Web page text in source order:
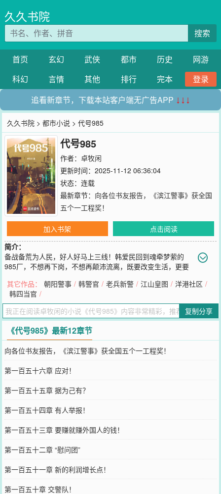
久久书院
搜索
首页 玄幻 武侠 都市 历史
网游
科幻
言情 其他 排行 完本
登录
追看新章节，下载本站客户端无广告APP ↓↓↓
久久书院 >都市小说 > 代号985
代号985
作者： 卓牧闲
更新时间：2025-11-12 06:36:04
状态：连载
最新章节： 向各位书友报告，《滨江警事》获全国
五个一工程奖！
加入书架
点击阅读
简介：
备战备荒为人民，好人好马上三线！韩爱民回到魂牵梦萦的
985厂，不想再下岗，不想再颠沛流离，既要改变生活，更要
烧的岁月。
您要是觉得《
里的朋友推荐哦！
其它作品： 朝阳警事 / 韩警官 / 老兵新警 / 江山皇图 / 洋港社区 /
韩四当官 /
复制分享
《代号985》最新12章节
向各位书友报告，《滨江警事》获全国五个一工程奖！
第一百五十六章 应对！
第一百五十五章 据为己有？
第一百五十四章 有人举报！
第一百五十三章 要赚就赚外国人的钱！
第一百五十二章 “慰问团”
第一百五十一章 新的利润增长点！
第一百五十章 交警队！